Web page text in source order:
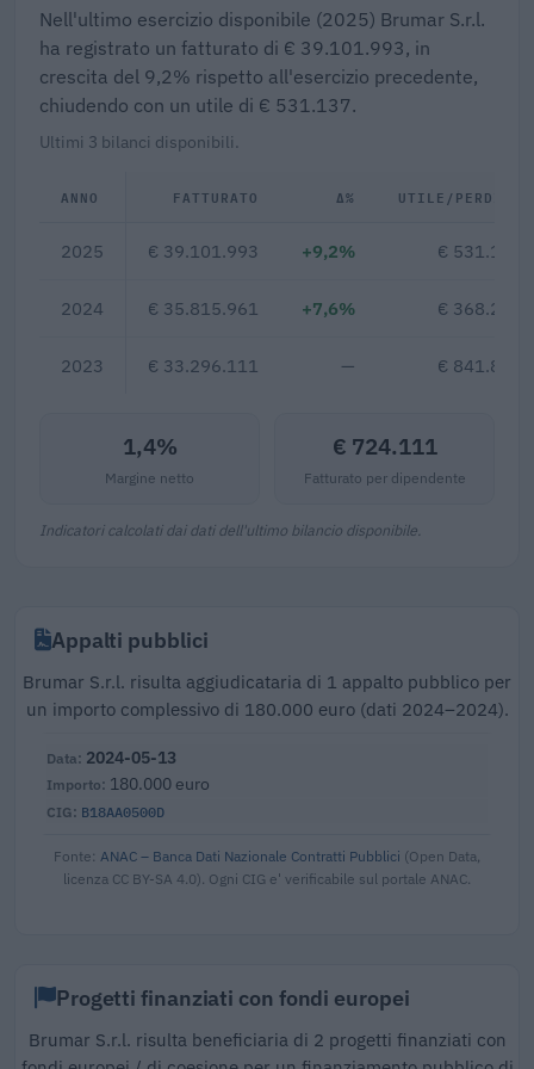
Nell'ultimo esercizio disponibile (2025) Brumar S.r.l.
ha registrato un fatturato di € 39.101.993, in
crescita del 9,2% rispetto all'esercizio precedente,
chiudendo con un utile di € 531.137.
Ultimi 3 bilanci disponibili.
ANNO FATTURATO Δ% UTILE/PERDITA
2025 € 39.101.993 +9,2% € 531.137
2024 € 35.815.961 +7,6% € 368.294
2023 € 33.296.111 — € 841.827
1,4%
Margine netto
€ 724.111
Fatturato per dipendente
Indicatori calcolati dai dati dell'ultimo bilancio disponibile.
Appalti pubblici
Brumar S.r.l. risulta aggiudicataria di 1 appalto pubblico per
un importo complessivo di 180.000 euro (dati 2024–2024).
B18AA0500D
2024-05-13
180.000 euro
Fonte: ANAC – Banca Dati Nazionale Contratti Pubblici (Open Data,
licenza CC BY-SA 4.0). Ogni CIG e' verificabile sul portale ANAC.
Progetti finanziati con fondi europei
Brumar S.r.l. risulta beneficiaria di 2 progetti finanziati con